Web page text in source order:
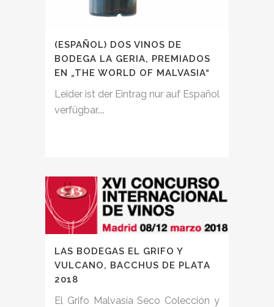
(ESPAÑOL) DOS VINOS DE
BODEGA LA GERIA, PREMIADOS
EN „THE WORLD OF MALVASIA“
Leider ist der Eintrag nur auf Español
verfügbar....
LAS BODEGAS EL GRIFO Y
VULCANO, BACCHUS DE PLATA
2018
El Grifo Malvasía Seco Colección y